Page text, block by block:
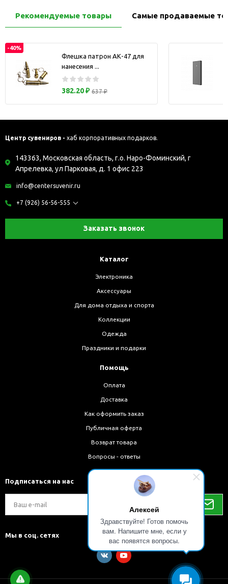
Алексей
Здравствуйте! Готов помочь
вам. Напишите мне, если у
вас появятся вопросы.
Рекомендуемые товары Самые продаваемые
-40%
Флешка патрон АК-47 для
нанесения ...
382.20 ₽ 637 ₽
Центр сувениров - хаб корпоративных подарков.
143363, Московская область, г.о. Наро-Фоминский, г
Апрелевка, ул Парковая, д. 1 офис 223
info@centersuvenir.ru
+7 (926) 56-56-555
Заказать звонок
Каталог
Электроника
Аксессуары
Для дома отдыха и спорта
Коллекции
Одежда
Праздники и подарки
Помощь
Оплата
Доставка
Как оформить заказ
Публичная оферта
Возврат товара
Вопросы - ответы
Подписаться на нас
Мы в соц. сетях